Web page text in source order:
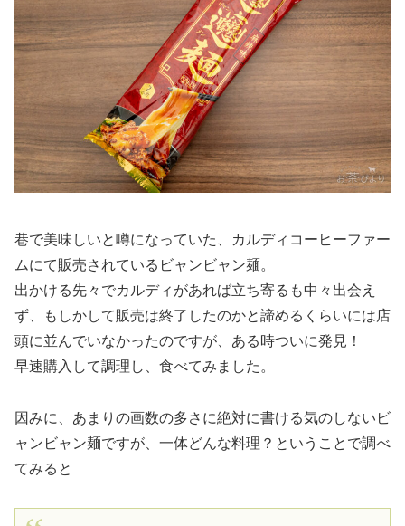
巷で美味しいと噂になっていた、カルディコーヒーファー
ムにて販売されているビャンビャン麺。
出かける先々でカルディがあれば立ち寄るも中々出会え
ず、もしかして販売は終了したのかと諦めるくらいには店
頭に並んでいなかったのですが、ある時ついに発見！
早速購入して調理し、食べてみました。
因みに、あまりの画数の多さに絶対に書ける気のしないビ
ャンビャン麺ですが、一体どんな料理？ということで調べ
てみると